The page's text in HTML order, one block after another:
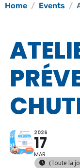
Home Events
2026
17
MAR
(Toute la